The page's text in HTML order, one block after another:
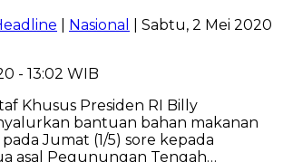
Nasional
| Sabtu, 2 Mei 2020
- 13:02 WIB
Khusus Presiden RI Billy
bantuan bahan makanan
Jumat (1/5) sore kepada
asal Pegunungan Tengah…